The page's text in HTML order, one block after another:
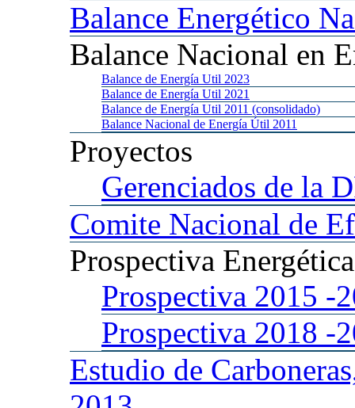
Balance Energético
Balance Nacional en
Balance de Energía Util 2023
Balance de Energía Util 2021
Balance de Energía Util 2011 (consolidado)
Balance Nacional de Energía Útil 2011
Proyectos
Gerenciados de la
Comite Nacional de
Prospectiva
Prospectiva 2015 -
Prospectiva 2018 -
Estudio de